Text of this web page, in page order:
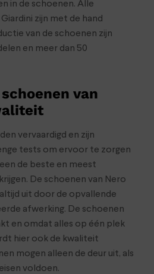
in de schoenen. Alle
zijn met de hand
van de schoenen zijn
en meer dan 50
van
vervaardigd en zijn
tests om ervoor te zorgen
de beste en meest
De schoenen van Nero
uit door de opvallende
afwerking. De schoenen
en omdat alles op één plek
hier ook de kwaliteit
mogen alleen de deur uit, als
voldoen.